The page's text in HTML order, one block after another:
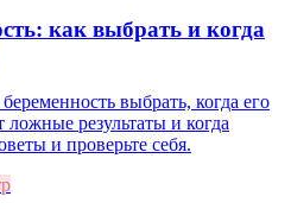
как выбрать и когда
выбрать, когда его
результаты и когда
и проверьте себя.